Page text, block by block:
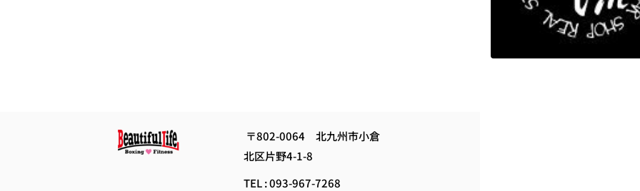
〒802-0064 北九州市小倉
北区片野4-1-8
TEL : 093-967-7268